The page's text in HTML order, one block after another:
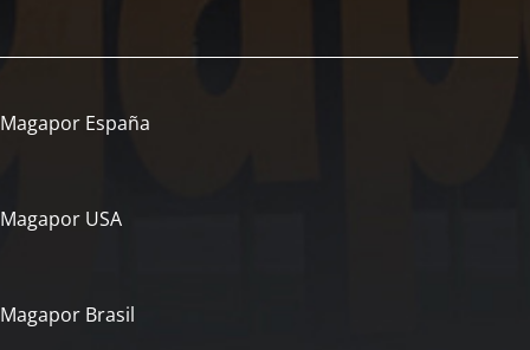
Magapor España
Magapor USA
Magapor Brasil